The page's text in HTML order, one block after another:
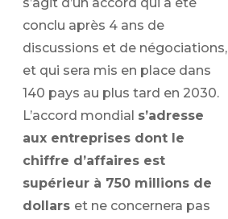
conclu après 4 ans de
discussions et de négociations,
et qui sera mis en place dans
140 pays au plus tard en 2030.
L’accord mondial s’adresse
aux entreprises dont le
chiffre d’affaires est
supérieur à 750 millions de
dollars et ne concernera pas